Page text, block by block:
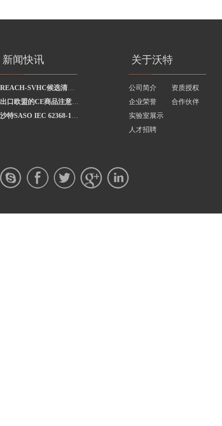
新闻快讯
REACH-SVHC候选清单已正式更新至219项
出口欧盟的CE商品注意了：7月16日起,没有欧盟授权代表即属违法！
沙特SASO IEC 62368-1:2020延期实施
关于沃特
公司简介
资质授权
企业荣誉
合作伙伴
实验室展示
人才招聘